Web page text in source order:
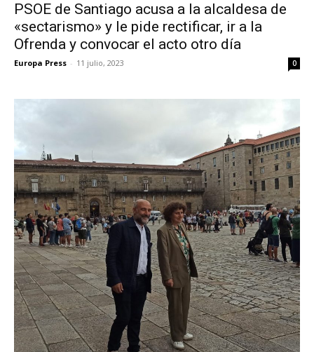
PSOE de Santiago acusa a la alcaldesa de
«sectarismo» y le pide rectificar, ir a la
Ofrenda y convocar el acto otro día
Europa Press - 11 julio, 2023 0